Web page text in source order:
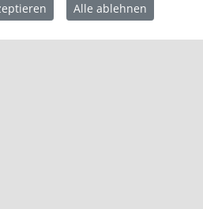
Stadthaus KDN-
Alle ablehnen